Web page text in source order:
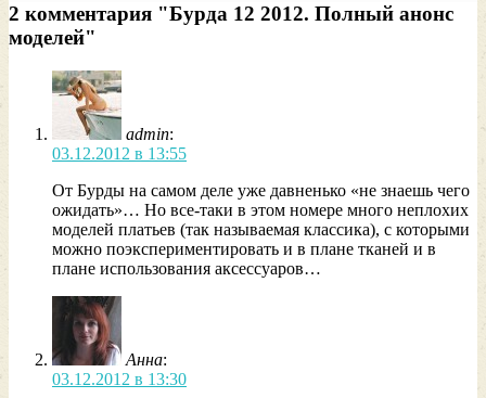
2 комментария "Бурда 12 2012. Полный анонс
моделей"
admin:
03.12.2012 в 13:55
От Бурды на самом деле уже давненько «не знаешь чего
ожидать»… Но все-таки в этом номере много неплохих
моделей платьев (так называемая классика), с которыми
можно поэкспериментировать и в плане тканей и в
плане использования аксессуаров…
Анна:
03.12.2012 в 13:30